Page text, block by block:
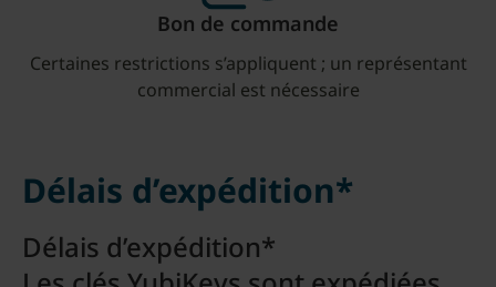
Bon de commande
Certaines restrictions s’appliquent ; un représentant
commercial est nécessaire
Délais d’expédition*
Délais d’expédition*